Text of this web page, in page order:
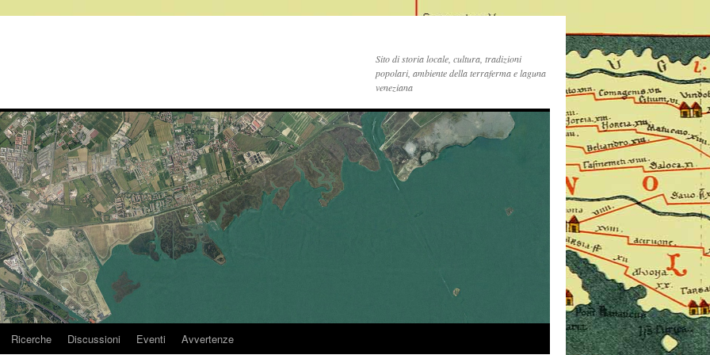
Sito di storia locale, cultura, tradizioni
popolari, ambiente della terraferma e laguna
veneziana
Ricerche Discussioni Eventi Avvertenze